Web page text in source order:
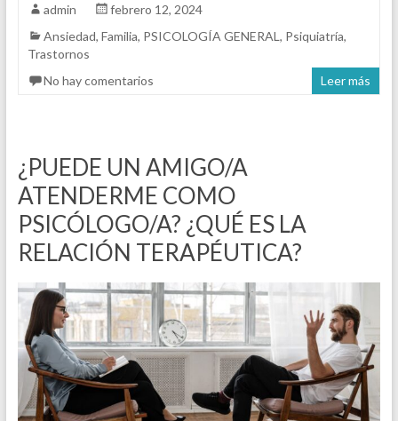
admin
febrero 12, 2024
Ansiedad, Familia, PSICOLOGÍA GENERAL , Psiquiatría,
Trastornos
No hay comentarios
Leer más
¿PUEDE UN AMIGO/A
ATENDERME COMO
PSICÓLOGO/A? ¿QUÉ ES LA
RELACIÓN TERAPÉUTICA?